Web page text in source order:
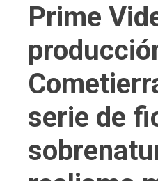
Prime
serie de